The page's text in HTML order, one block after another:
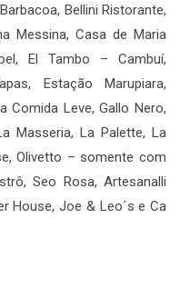
Bellini Ristorante,
Messina, Casa de Maria
El Tambo – Cambuí,
Estação Marupiara,
Comida Leve, Gallo Nero,
Masseria, La Palette, La
Olivetto – somente com
Seo Rosa, Artesanalli
House, Joe & Leo´s e Ca